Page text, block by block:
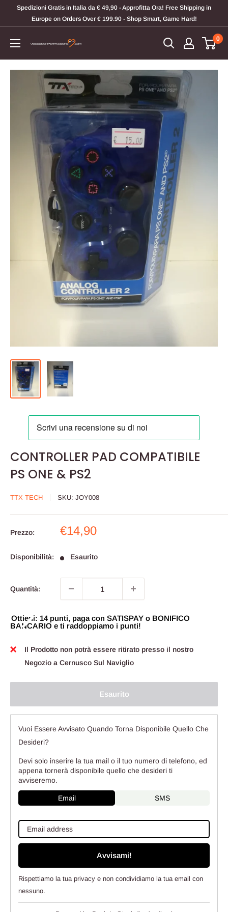
Spedizioni Gratis in Italia da € 49,90 - Approfitta Ora! Free Shipping in
Europe on Orders Over € 199.90 - Shop Smart, Game Hard!
Videogiochi
Per
Passione
0
CONTROLLER PAD COMPATIBILE
PS ONE & PS2
TTX TECH SKU: JOY008
Prezzo:
Prezzo
€14,90
Disponibilità: Esaurito
Quantità:
Ottieni: 14 punti, paga con SATISPAY o BONIFICO
BANCARIO e ti raddoppiamo i punti!
Il Prodotto non potrà essere ritirato presso il nostro
Negozio a Cernusco Sul Naviglio
Esaurito
Vuoi Essere Avvisato Quando Torna Disponibile Quello Che
Desideri?
Devi solo inserire la tua mail o il tuo numero di telefono, ed
appena tornerà disponibile quello che desideri ti
avviseremo.
Email SMS
Avvisami!
Rispettiamo la tua privacy e non condividiamo la tua email con
nessuno.